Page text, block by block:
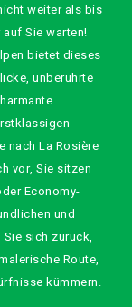
weiter als bis
Sie warten!
bietet dieses
unberührte
nach La Rosière
vor, Sie sitzen
Economy-
und
sich zurück,
Route,
kümmern.